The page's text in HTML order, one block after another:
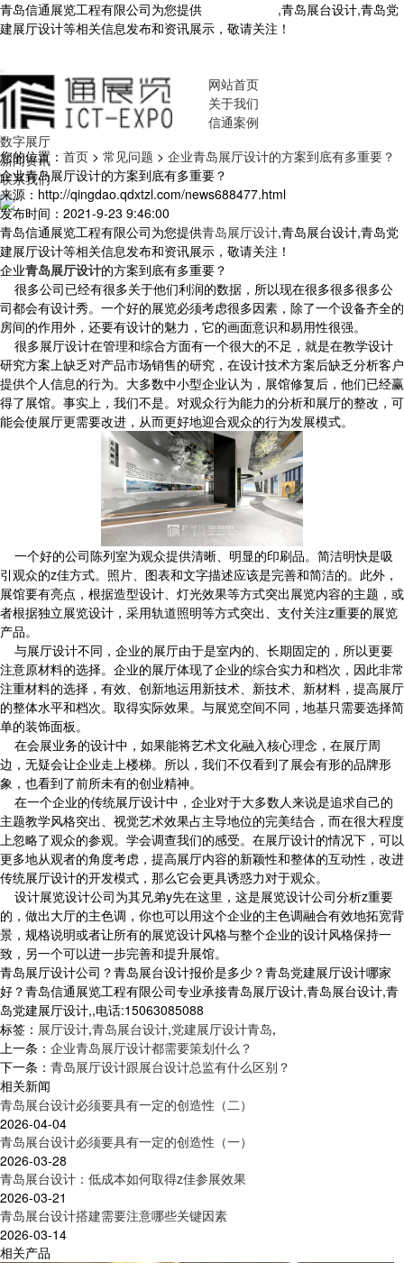
青岛信通展览工程有限公司为您提供
,青岛展台设计,青岛党
建展厅设计等相关信息发布和资讯展示，敬请关注！
网站首页
关于我们
信通案例
数字展厅
新闻资讯
联系我们
您的位置： 首页 > 常见问题 > 企业青岛展厅设计的方案到底有多重要？
企业青岛展厅设计的方案到底有多重要？
来源：http://qingdao.qdxtzl.com/news688477.html
发布时间：2021-9-23 9:46:00
青岛信通展览工程有限公司为您提供青岛展厅设计,青岛展台设计,青岛党
建展厅设计等相关信息发布和资讯展示，敬请关注！
企业青岛展厅设计的方案到底有多重要？
很多公司已经有很多关于他们利润的数据，所以现在很多很多很多公
司都会有设计秀。一个好的展览必须考虑很多因素，除了一个设备齐全的
房间的作用外，还要有设计的魅力，它的画面意识和易用性很强。
很多展厅设计在管理和综合方面有一个很大的不足，就是在教学设计
研究方案上缺乏对产品市场销售的研究，在设计技术方案后缺乏分析客户
提供个人信息的行为。大多数中小型企业认为，展馆修复后，他们已经赢
得了展馆。事实上，我们不是。对观众行为能力的分析和展厅的整改，可
能会使展厅更需要改进，从而更好地迎合观众的行为发展模式。
一个好的公司陈列室为观众提供清晰、明显的印刷品。简洁明快是吸
引观众的z佳方式。照片、图表和文字描述应该是完善和简洁的。此外，
展馆要有亮点，根据造型设计、灯光效果等方式突出展览内容的主题，或
者根据独立展览设计，采用轨道照明等方式突出、支付关注z重要的展览
产品。
与展厅设计不同，企业的展厅由于是室内的、长期固定的，所以更要
注意原材料的选择。企业的展厅体现了企业的综合实力和档次，因此非常
注重材料的选择，有效、创新地运用新技术、新技术、新材料，提高展厅
的整体水平和档次。取得实际效果。与展览空间不同，地基只需要选择简
单的装饰面板。
在会展业务的设计中，如果能将艺术文化融入核心理念，在展厅周
边，无疑会让企业走上楼梯。所以，我们不仅看到了展会有形的品牌形
象，也看到了前所未有的创业精神。
在一个企业的传统展厅设计中，企业对于大多数人来说是追求自己的
主题教学风格突出、视觉艺术效果占主导地位的完美结合，而在很大程度
上忽略了观众的参观。学会调查我们的感受。在展厅设计的情况下，可以
更多地从观者的角度考虑，提高展厅内容的新颖性和整体的互动性，改进
传统展厅设计的开发模式，那么它会更具诱惑力对于观众。
设计展览设计公司为其兄弟y先在这里，这是展览设计公司分析z重要
的，做出大厅的主色调，你也可以用这个企业的主色调融合有效地拓宽背
景，规格说明或者让所有的展览设计风格与整个企业的设计风格保持一
致，另一个可以进一步完善和提升展馆。
青岛展厅设计公司？青岛展台设计报价是多少？青岛党建展厅设计哪家
好？青岛信通展览工程有限公司专业承接青岛展厅设计,青岛展台设计,青
岛党建展厅设计,,电话:15063085088
标签： 展厅设计,青岛展台设计,党建展厅设计青岛,
上一条： 企业青岛展厅设计都需要策划什么？
下一条： 青岛展厅设计跟展台设计总监有什么区别？
相关新闻
青岛展台设计必须要具有一定的创造性（二）
2026-04-04
青岛展台设计必须要具有一定的创造性（一）
2026-03-28
青岛展台设计：低成本如何取得z佳参展效果
2026-03-21
青岛展台设计搭建需要注意哪些关键因素
2026-03-14
相关产品